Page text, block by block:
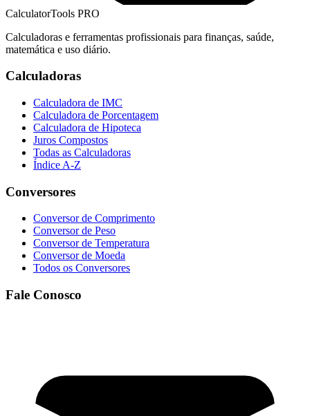
CalculatorTools PRO
Calculadoras e ferramentas profissionais para finanças, saúde,
matemática e uso diário.
Calculadoras
Calculadora de IMC
Calculadora de Porcentagem
Calculadora de Hipoteca
Juros Compostos
Todas as Calculadoras
Índice A-Z
Conversores
Conversor de Comprimento
Conversor de Peso
Conversor de Temperatura
Conversor de Moeda
Todos os Conversores
Fale Conosco